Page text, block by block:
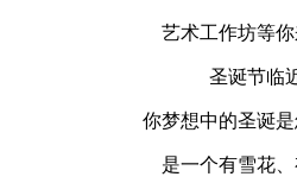
艺术工作坊等你
圣诞节临
你梦想中的圣诞是
是一个有雪花、